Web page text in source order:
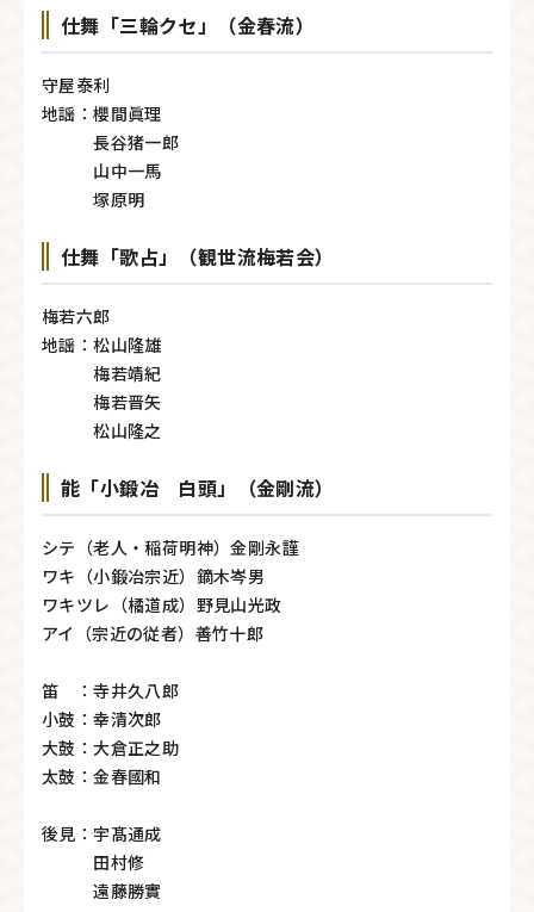
仕舞「三輪クセ」（金春流）
守屋泰利
地謡：櫻間眞理
長谷猪一郎
山中一馬
塚原明
仕舞「歌占」（観世流梅若会）
梅若六郎
地謡：松山隆雄
梅若靖紀
梅若晋矢
松山隆之
能「小鍛冶 白頭」（金剛流）
シテ（老人・稲荷明神）金剛永謹
ワキ（小鍛冶宗近）鏑木岑男
ワキツレ（橘道成）野見山光政
アイ（宗近の従者）善竹十郎
笛 ：寺井久八郎
小鼓：幸清次郎
大鼓：大倉正之助
太鼓：金春國和
後見：宇髙通成
田村修
遠藤勝實